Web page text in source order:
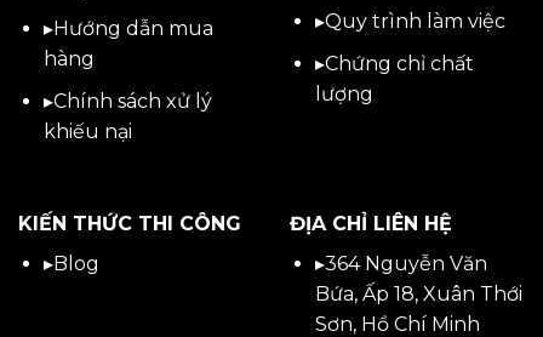
▸Hướng dẫn mua
hàng
▸Chính sách xử lý
khiếu nại
▸Quy trình làm việc
▸Chứng chỉ chất
lượng
KIẾN THỨC THI CÔNG
▸Blog
ĐỊA CHỈ LIÊN HỆ
▸364 Nguyễn Văn
Bứa, Ấp 18, Xuân Thới
Sơn, Hồ Chí Minh